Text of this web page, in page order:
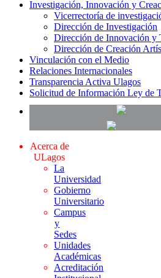
Investigación, Innovación y
Vicerrectoría de
Dirección de Investigación
Dirección de Innovación y
Dirección de Creación
Vinculación con el Medio
Relaciones Internacionales
Transparencia Activa Ulagos
Solicitud de Información Ley de
Acerca de
ULagos
La
Universidad
Gobierno
Universitario
Campus
y
Sedes
Unidades
Académicas
Acreditación